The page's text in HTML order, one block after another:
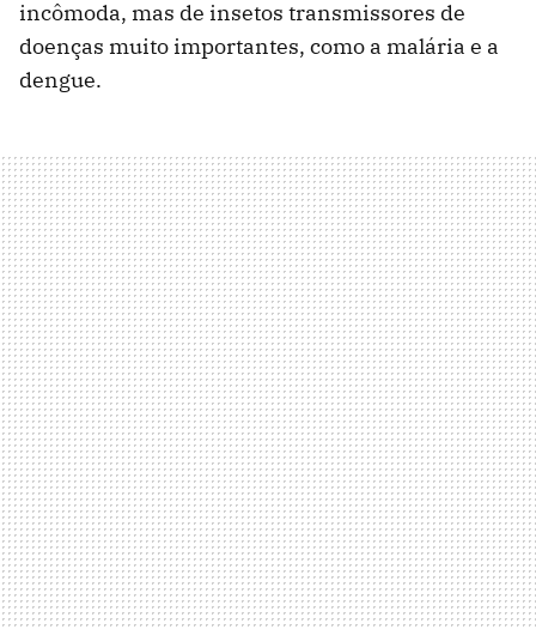
incômoda, mas de insetos transmissores de
doenças muito importantes, como a malária e a
dengue.